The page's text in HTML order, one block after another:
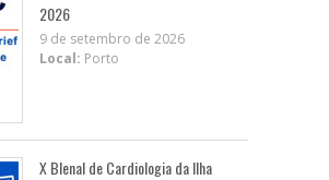
2026
9 de setembro de 2026
Local: Porto
X BIenal de Cardiologia da Ilha